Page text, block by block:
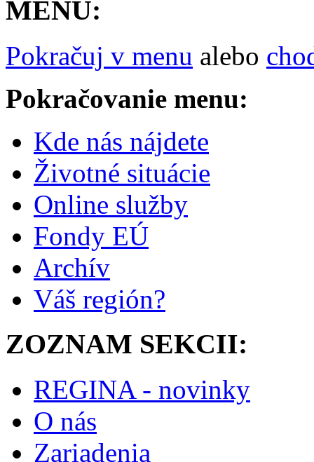
MENU:
Pokračuj v menu alebo
Pokračovanie menu:
Kde nás nájdete
Životné situácie
Online služby
Fondy EÚ
Archív
Váš región?
ZOZNAM SEKCII:
REGINA - novinky
O nás
Zariadenia